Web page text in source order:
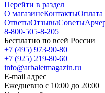
Перейти в раздел
О магазинеКонтактыОплата
ОтветыОтзывыСоветы
8-800-505-8-205
Бесплатно по всей России
+7 (495) 973-90-80
+7 (925) 219-80-60
info@arbaletmagazin.ru
E-mail адрес
Ежедневно с 10:00 до 20:00